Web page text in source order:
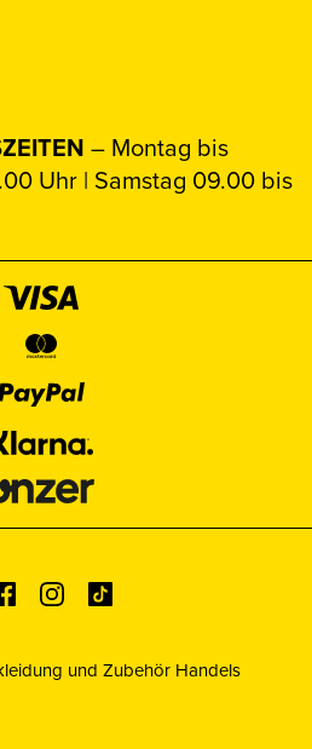
– Montag bis
Uhr | Samstag 09.00 bis
und Zubehör Handels